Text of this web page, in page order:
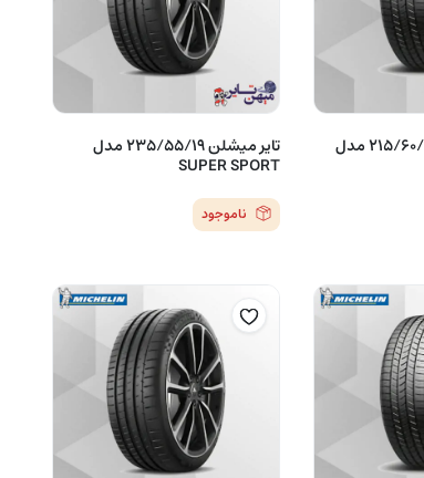
لاستیک میشلن 215/60/16 مدل تایر میشلن 235/55/19 مدل
SUPER SPORT
ناموجود